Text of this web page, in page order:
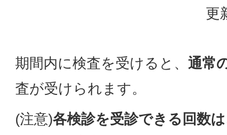
更
期間内に検査を受けると、 通常
査が受けられます。
(注意)各検診を受診できる回数